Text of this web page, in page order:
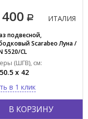
В КОРЗИНУ
ИТАЛИЯ
подвесной,
Scarabeo Луна /
5520/CL
(ШГВ), см:
x 42
в 1 клик